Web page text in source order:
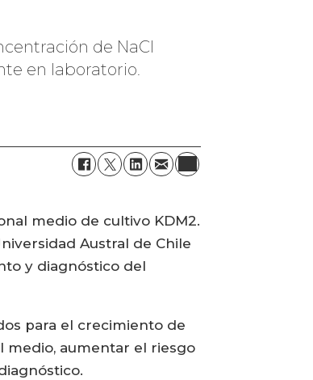
de NaCl
en laboratorio.
medio de cultivo KDM2.
Austral de Chile
y diagnóstico del
para el crecimiento de
medio, aumentar el riesgo